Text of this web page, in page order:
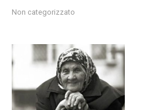
Non categorizzato